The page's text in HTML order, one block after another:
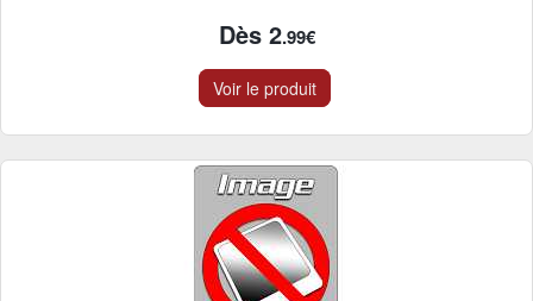
Dès 2.99€
Voir le produit